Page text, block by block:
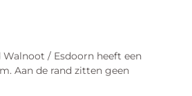
/ Esdoorn heeft een
Aan de rand zitten geen